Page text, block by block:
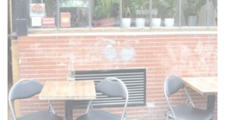
Aucune austérité non plus au restaurant ou au
comptoir (vente à emporter). 12 rue de Trévise (IXe)